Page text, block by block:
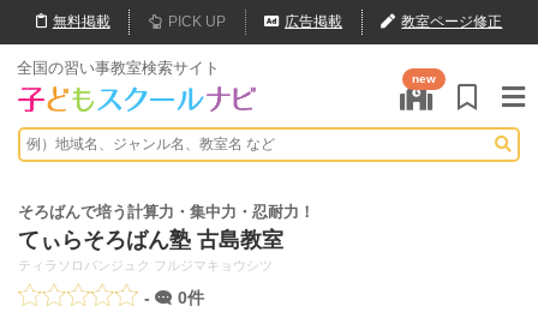
無料掲載 PICK UP 広告掲載 教室ページ修正
全国の習い事教室検索サイト
new
そろばんで培う計算力・集中力・忍耐力！
てぃらそろばん塾 古島教室
ティラソロバンジュク フルジマキョウシツ
-
0件